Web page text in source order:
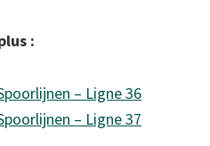
:
– Ligne 36
– Ligne 37